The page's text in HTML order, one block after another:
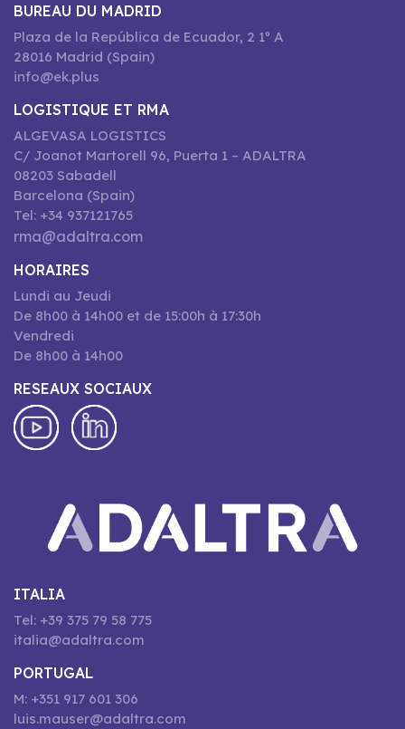
BUREAU DU MADRID
Plaza de la República de Ecuador, 2 1º A
28016 Madrid (Spain)
info@ek.plus
LOGISTIQUE ET RMA
ALGEVASA LOGISTICS
C/ Joanot Martorell 96, Puerta 1 – ADALTRA
08203 Sabadell
Barcelona (Spain)
Tel: +34 937121765
rma@adaltra.com
HORAIRES
Lundi au Jeudi
De 8h00 à 14h00 et de 15:00h à 17:30h
Vendredi
De 8h00 à 14h00
RESEAUX SOCIAUX
ITALIA
Tel: +39 375 79 58 775
italia@adaltra.com
PORTUGAL
M: +351 917 601 306
luis.mauser@adaltra.com